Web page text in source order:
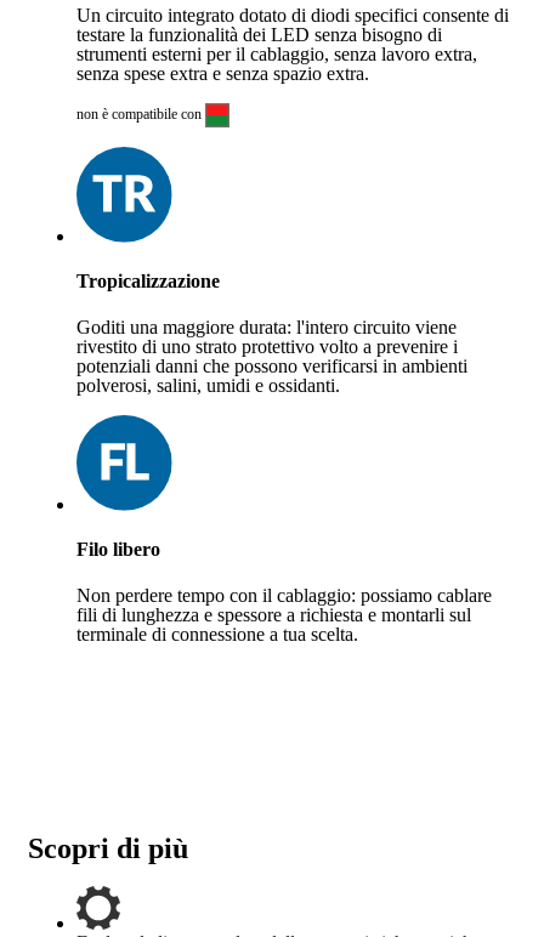
Un circuito integrato dotato di diodi specifici consente di
testare la funzionalità dei LED senza bisogno di
strumenti esterni per il cablaggio, senza lavoro extra,
senza spese extra e senza spazio extra.
non è compatibile con
Tropicalizzazione
Goditi una maggiore durata: l'intero circuito viene
rivestito di uno strato protettivo volto a prevenire i
potenziali danni che possono verificarsi in ambienti
polverosi, salini, umidi e ossidanti.
Filo libero
Non perdere tempo con il cablaggio: possiamo cablare
fili di lunghezza e spessore a richiesta e montarli sul
terminale di connessione a tua scelta.
Scopri di più